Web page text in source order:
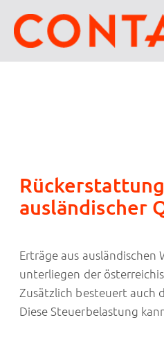
Rückerstattung
ausländischer
Erträge aus ausländischen
unterliegen der
Zusätzlich besteuert auch
Diese Steuerbelastung